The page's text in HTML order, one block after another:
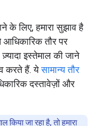
के लिए, हमारा सुझाव है
तौर पर
इस्तेमाल की जाने
करते हैं. येसामान्य तौर
दस्तावेज़ों और
किया जा रहा है, तो हमारा